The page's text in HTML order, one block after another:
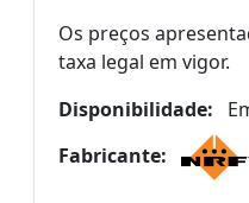
Os preços
taxa legal em vigor.
Disponibilidade:
Fabricante: